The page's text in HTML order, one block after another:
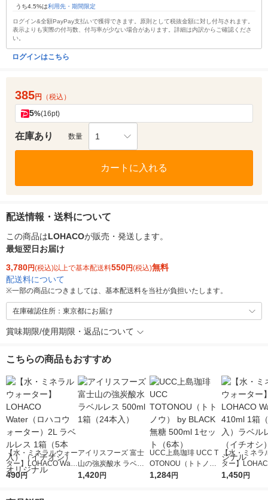
うち4.5%は利用先・期間限定
ログイン&全額PayPay支払いで獲得できます。原則として税抜金額に対し付与されます。
表示よりも実際の付与数、付与率が少ない場合があります。詳細は内訳からご確認くださ
い。
ログインはこちら
385円 （税込）
5%(16pt)
在庫あり 数量 1
カートに入れる
配送情報・送料について
この商品はLOHACOが販売・発送します。
最短翌日お届け
3,780円(税込)以上で基本配送料550円(税込)無料
配送料について
※一部の商品につきましては、基本配送料を当社が負担いたします。
在庫確認住所：東京都にお届け
賞味期限/使用期限・返品について
こちらの商品もおすすめ
【水・ミネラルウォー
ター】LOHACO Wate
r（ロハコウォータ
490円
アイリスフーズ 富士
山の強炭酸水 ラベル
レス 500ml 1箱（24
1,420円
UCC上島珈琲 UCC T
OTONOU（トトノ
ウ） by BLACK無糖 5
1,284円
【水・ミネラ
ター】
r 410ml 1箱（
1,450円